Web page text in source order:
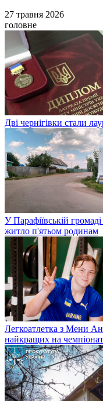
27 травня 2026
головне
Дві чернігівки стали
У Парафіївській
житло п'ятьом родинам
Легкоатлетка з Мени
найкращих на